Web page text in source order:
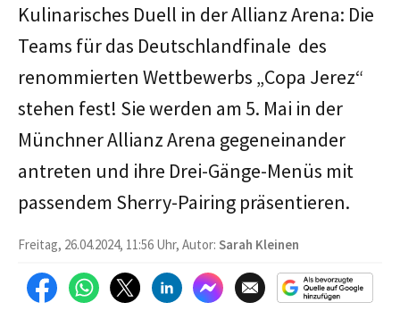
Kulinarisches Duell in der Allianz Arena: Die
Teams für das Deutschlandfinale des
renommierten Wettbewerbs „Copa Jerez“
stehen fest! Sie werden am 5. Mai in der
Münchner Allianz Arena gegeneinander
antreten und ihre Drei-Gänge-Menüs mit
passendem Sherry-Pairing präsentieren.
Freitag, 26.04.2024, 11:56 Uhr, Autor: Sarah Kleinen